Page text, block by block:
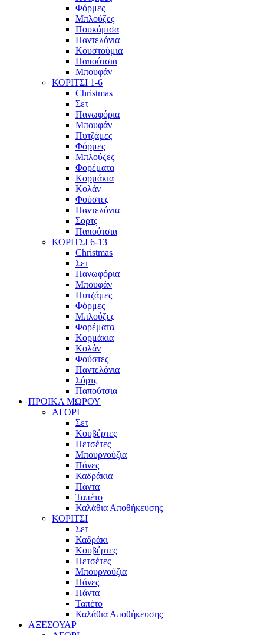
Φόρμες
Μπλούζες
Πουκάμισα
Παντελόνια
Κουστούμια
Παπούτσια
Μπουφάν
ΚΟΡΙΤΣΙ 1-6
Christmas
Σετ
Πανωφόρια
Μπουφάν
Πυτζάμες
Φόρμες
Μπλούζες
Φορέματα
Κορμάκια
Κολάν
Φούστες
Παντελόνια
Σορτς
Παπούτσια
ΚΟΡΙΤΣΙ 6-13
Christmas
Σετ
Πανωφόρια
Μπουφάν
Πυτζάμες
Φόρμες
Μπλούζες
Φορέματα
Κορμάκια
Κολάν
Φούστες
Παντελόνια
Σόρτς
Παπούτσια
ΠΡΟΙΚΑ ΜΩΡΟΥ
ΑΓΟΡΙ
Σετ
Κουβέρτες
Πετσέτες
Μπουρνούζια
Πάνες
Καδράκια
Πάντα
Ταπέτο
Καλάθια Αποθήκευσης
ΚΟΡΙΤΣΙ
Σετ
Καδράκι
Κουβέρτες
Πετσέτες
Μπουρνούζια
Πάνες
Πάντα
Ταπέτο
Καλάθια Αποθήκευσης
ΑΞΕΣΟΥΑΡ